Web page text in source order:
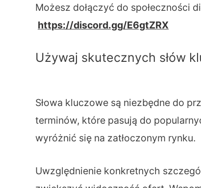
Możesz dołączyć do społeczności
https://discord.gg/E6gtZRX
Używaj skutecznych słów
Słowa kluczowe są niezbędne do
terminów, które pasują do
wyróżnić się na zatłoczonym rynku.
Uwzględnienie konkretnych